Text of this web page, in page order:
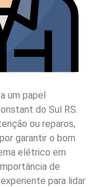
um papel
do Sul RS.
ou reparos,
garantir o bom
elétrico em
de
para lidar